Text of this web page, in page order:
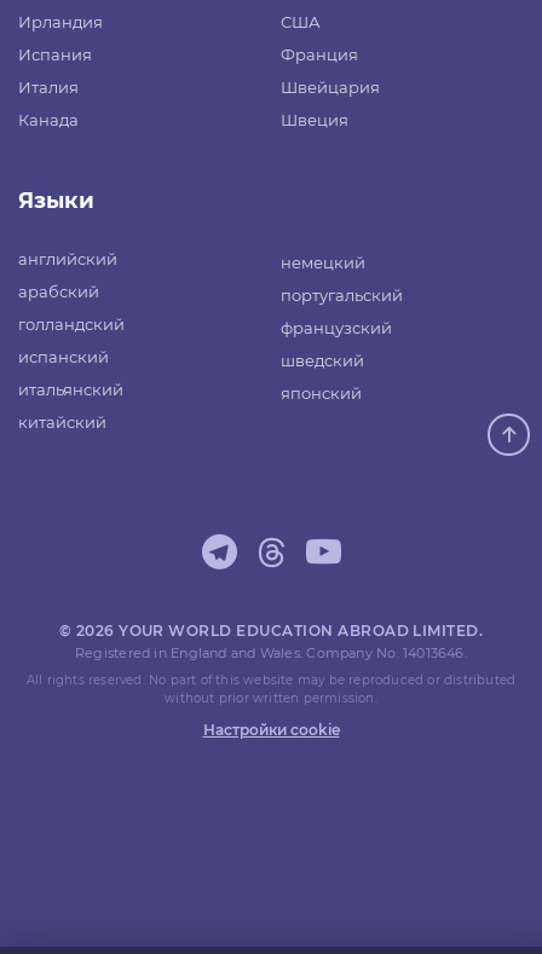
Ирландия
Испания
Италия
Канада
США
Франция
Швейцария
Швеция
Языки
английский
арабский
голландский
испанский
итальянский
китайский
немецкий
португальский
французский
шведский
японский
© 2026 YOUR WORLD EDUCATION ABROAD LIMITED.
Registered in England and Wales. Company No. 14013646.
All rights reserved. No part of this website may be reproduced or distributed
without prior written permission.
Настройки cookie